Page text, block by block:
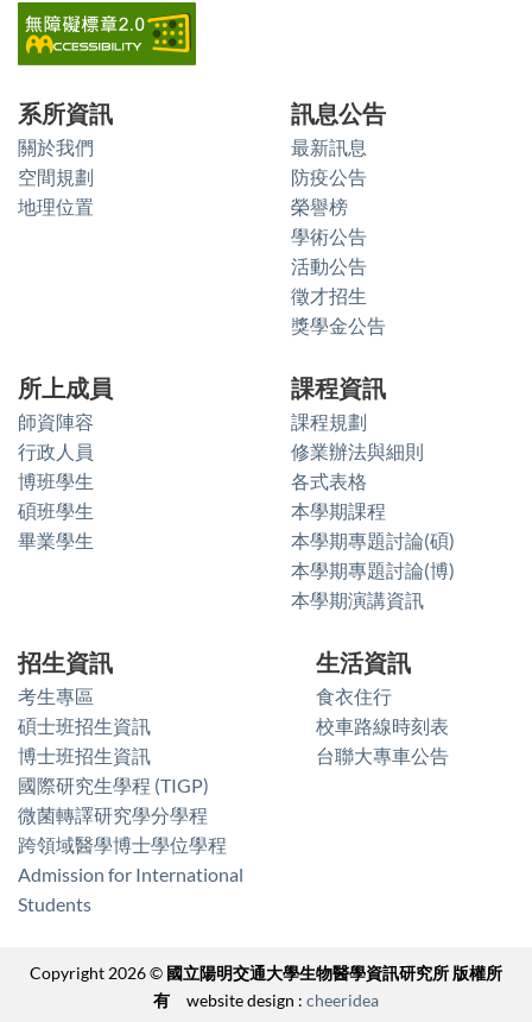
系所資訊
關於我們
空間規劃
地理位置
訊息公告
最新訊息
防疫公告
榮譽榜
學術公告
活動公告
徵才招生
獎學金公告
所上成員
師資陣容
行政人員
博班學生
碩班學生
畢業學生
課程資訊
課程規劃
修業辦法與細則
各式表格
本學期課程
本學期專題討論(碩)
本學期專題討論(博)
本學期演講資訊
招生資訊
考生專區
碩士班招生資訊
博士班招生資訊
國際研究生學程 (TIGP)
微菌轉譯研究學分學程
跨領域醫學博士學位學程
Admission for International
Students
生活資訊
食衣住行
校車路線時刻表
台聯大專車公告
Copyright 2026 © 國立陽明交通大學生物醫學資訊研究所 版權所
有 website design : cheeridea